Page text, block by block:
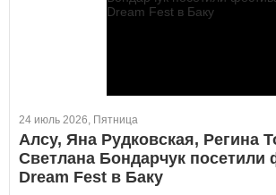
24 июль 2026, Пятница
Алсу, Яна Рудковская, Регина
Светлана Бондарчук посетили
Dream Fest в Баку